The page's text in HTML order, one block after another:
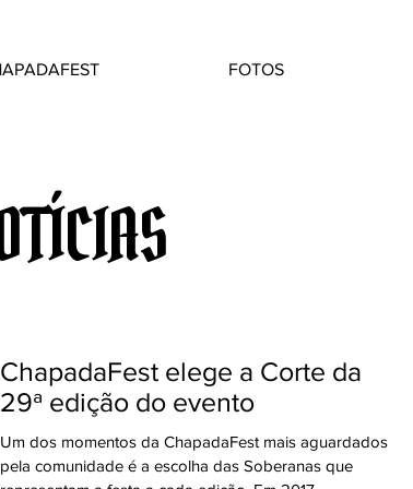
FOTOS
ChapadaFest elege a Corte da
29ª edição do evento
Um dos momentos da ChapadaFest mais aguardados
pela comunidade é a escolha das Soberanas que